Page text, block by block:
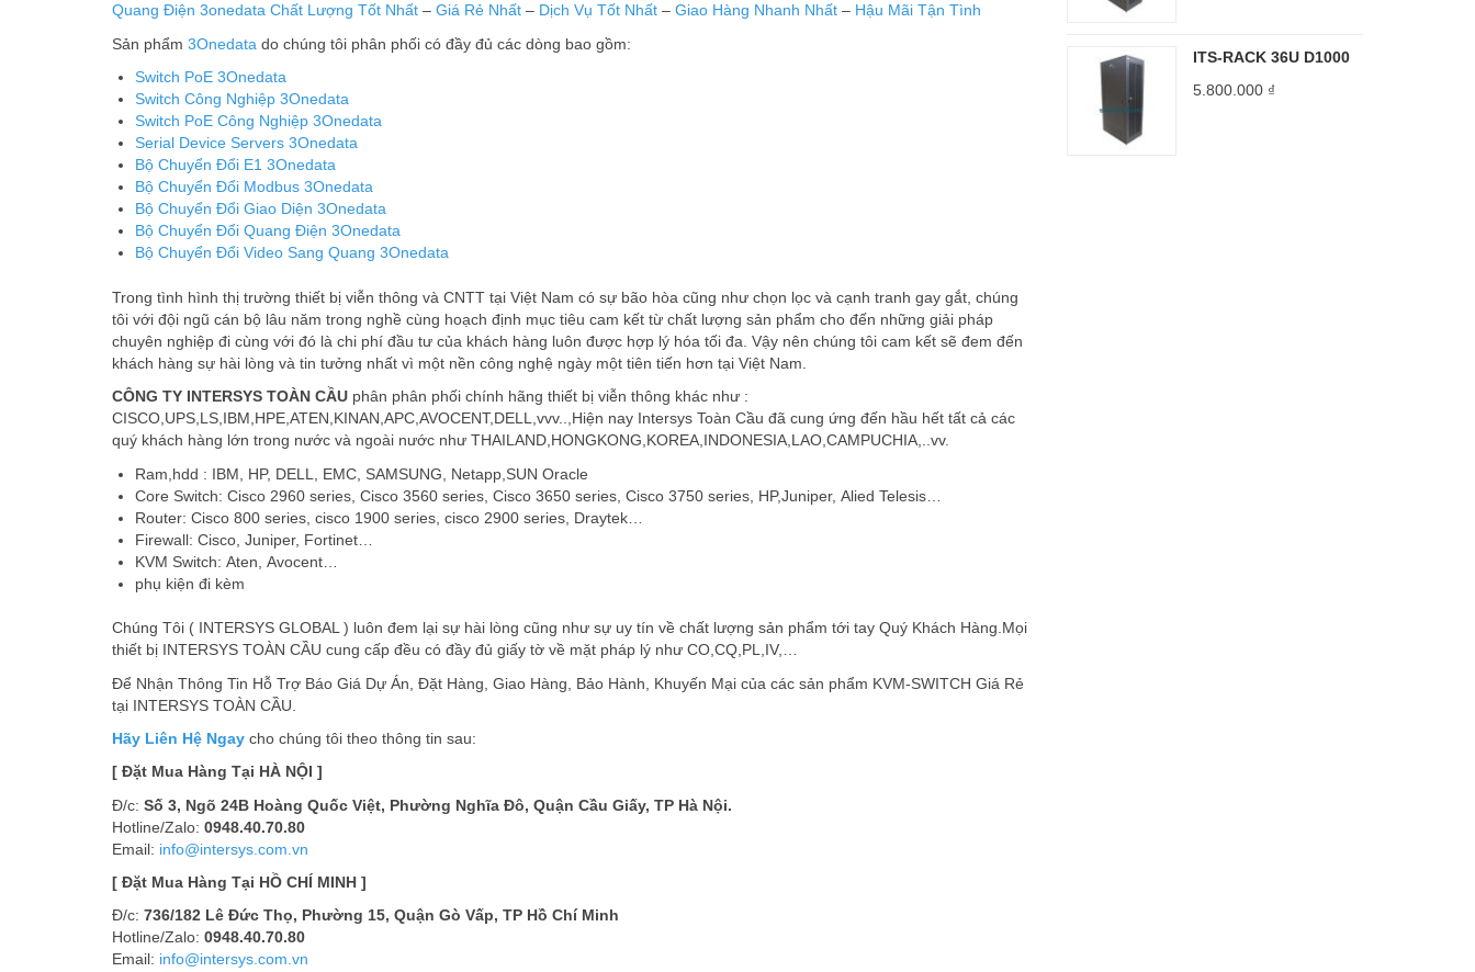
Quang Điện 3onedata Chất Lượng Tốt Nhất – Giá Rẻ Nhất – Dịch Vụ Tốt Nhất – Giao Hàng Nhanh Nhất – Hậu Mãi Tận Tình
Sản phẩm 3Onedata do chúng tôi phân phối có đầy đủ các dòng bao gồm:
Switch PoE 3Onedata
Switch Công Nghiệp 3Onedata
Switch PoE Công Nghiệp 3Onedata
Serial Device Servers 3Onedata
Bộ Chuyển Đổi E1 3Onedata
Bộ Chuyển Đổi Modbus 3Onedata
Bộ Chuyển Đổi Giao Diện 3Onedata
Bộ Chuyển Đổi Quang Điện 3Onedata
Bộ Chuyển Đổi Video Sang Quang 3Onedata
Trong tình hình thị trường thiết bị viễn thông và CNTT tại Việt Nam có sự bão hòa cũng như chọn lọc và cạnh tranh gay gắt, chúng
tôi với đội ngũ cán bộ lâu năm trong nghề cùng hoạch định mục tiêu cam kết từ chất lượng sản phẩm cho đến những giải pháp
chuyên nghiệp đi cùng với đó là chi phí đầu tư của khách hàng luôn được hợp lý hóa tối đa. Vậy nên chúng tôi cam kết sẽ đem đến
khách hàng sự hài lòng và tin tưởng nhất vì một nền công nghệ ngày một tiên tiến hơn tại Việt Nam.
CÔNG TY INTERSYS TOÀN CẦU phân phân phối chính hãng thiết bị viễn thông khác như :
CISCO,UPS,LS,IBM,HPE,ATEN,KINAN,APC,AVOCENT,DELL,vvv..,Hiện nay Intersys Toàn Cầu đã cung ứng đến hầu hết tất cả các
quý khách hàng lớn trong nước và ngoài nước như THAILAND,HONGKONG,KOREA,INDONESIA,LAO,CAMPUCHIA,..vv.
Ram,hdd : IBM, HP, DELL, EMC, SAMSUNG, Netapp,SUN Oracle
Core Switch: Cisco 2960 series, Cisco 3560 series, Cisco 3650 series, Cisco 3750 series, HP,Juniper, Alied Telesis…
Router: Cisco 800 series, cisco 1900 series, cisco 2900 series, Draytek…
Firewall: Cisco, Juniper, Fortinet…
KVM Switch: Aten, Avocent…
phụ kiện đi kèm
Chúng Tôi ( INTERSYS GLOBAL ) luôn đem lại sự hài lòng cũng như sự uy tín về chất lượng sản phẩm tới tay Quý Khách Hàng.Mọi
thiết bị INTERSYS TOÀN CẦU cung cấp đều có đầy đủ giấy tờ về mặt pháp lý như CO,CQ,PL,IV,…
Để Nhận Thông Tin Hỗ Trợ Báo Giá Dự Án, Đặt Hàng, Giao Hàng, Bảo Hành, Khuyến Mại của các sản phẩm KVM-SWITCH Giá Rẻ
tại INTERSYS TOÀN CẦU.
Hãy Liên Hệ Ngay cho chúng tôi theo thông tin sau:
[ Đặt Mua Hàng Tại HÀ NỘI ]
Đ/c: Số 3, Ngõ 24B Hoàng Quốc Việt, Phường Nghĩa Đô, Quận Cầu Giấy, TP Hà Nội.
Hotline/Zalo: 0948.40.70.80
Email: info@intersys.com.vn
[ Đặt Mua Hàng Tại HỒ CHÍ MINH ]
Đ/c: 736/182 Lê Đức Thọ, Phường 15, Quận Gò Vấp, TP Hồ Chí Minh
Hotline/Zalo: 0948.40.70.80
Email: info@intersys.com.vn
ITS-RACK 36U D1000
5.800.000 ₫